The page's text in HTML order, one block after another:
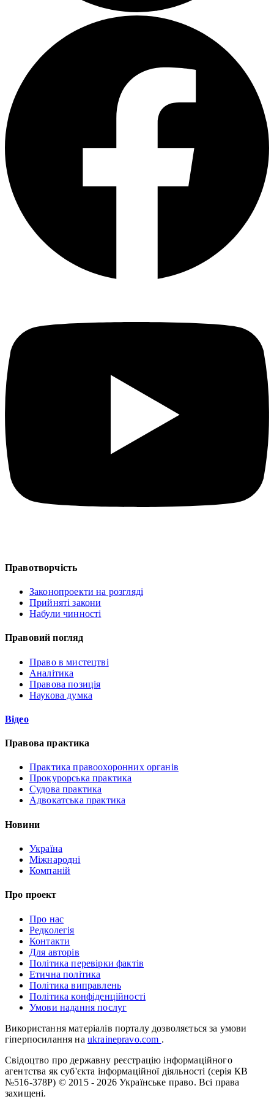
Правотворчість
Законопроекти на розгляді
Прийняті закони
Набули чинності
Правовий погляд
Право в мистецтві
Аналітика
Правова позиція
Наукова думка
Відео
Правова практика
Практика правоохоронних органів
Прокурорська практика
Судова практика
Адвокатська практика
Новини
Україна
Міжнародні
Компаній
Про проект
Про нас
Редколегія
Контакти
Для авторів
Політика перевірки фактів
Етична політика
Політика виправлень
Політика конфіденційності
Умови надання послуг
Використання матеріалів порталу дозволяється за умови
гіперпосилання на ukrainepravo.com .
Свідоцтво про державну реєстрацію інформаційного
агентства як суб'єкта інформаційної діяльності (серія КВ
№516-378Р) © 2015 - 2026 Українське право. Всі права
захищені.